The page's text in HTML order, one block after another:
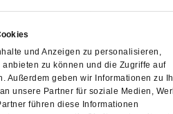
und Anzeigen zu personalisieren,
zu können und die Zugriffe auf
Außerdem geben wir Informationen zu
unsere Partner für soziale Medien,
führen diese Informationen
die Freiheit
manche von ihnen noch
Menschen vor dem
der christlichen
Elsass ist fast vergessen.